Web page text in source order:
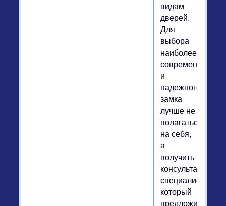
видам
дверей.
Для
выбора
наиболее
современного
и
надежного
замка
лучше не
полагаться
на себя,
а
получить
консультацию
специалиста,
который
предложит